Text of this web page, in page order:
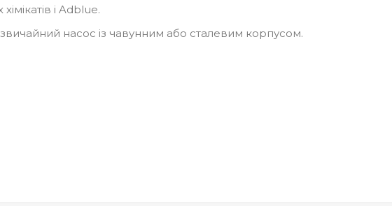
і Adblue.
насос із чавунним або сталевим корпусом.